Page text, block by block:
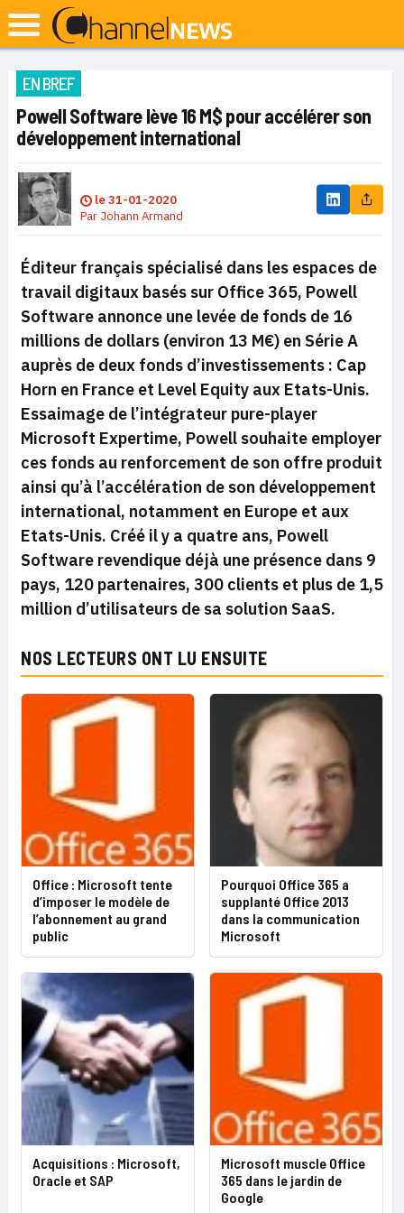
EN BREF
Powell Software lève 16 M$ pour accélérer son
développement international
le31-01-2020
Par Johann Armand
Éditeur français spécialisé dans les espaces de
travail digitaux basés sur Office 365, Powell
Software annonce une levée de fonds de 16
millions de dollars (environ 13 M€) en Série A
auprès de deux fonds d’investissements : Cap
Horn en France et Level Equity aux Etats-Unis.
Essaimage de l’intégrateur pure-player
Microsoft Expertime, Powell souhaite employer
ces fonds au renforcement de son offre produit
ainsi qu’à l’accélération de son développement
international, notamment en Europe et aux
Etats-Unis. Créé il y a quatre ans, Powell
Software revendique déjà une présence dans 9
pays, 120 partenaires, 300 clients et plus de 1,5
million d’utilisateurs de sa solution SaaS.
NOS LECTEURS ONT LU ENSUITE
Office : Microsoft tente
d’imposer le modèle de
l’abonnement au grand
public
Pourquoi Office 365 a
supplanté Office 2013
dans la communication
Microsoft
Acquisitions : Microsoft,
Oracle et SAP
Microsoft muscle Office
365 dans le jardin de
Google